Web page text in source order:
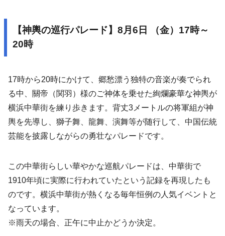
【神輿の巡行パレード】8月6日 （金）17時～
20時
17時から20時にかけて、郷愁漂う独特の音楽が奏でられ
る中、關帝（関羽）様のご神体を乗せた絢爛豪華な神輿が
横浜中華街を練り歩きます。背丈3メートルの将軍組が神
輿を先導し、獅子舞、龍舞、演舞等が随行して、中国伝統
芸能を披露しながらの勇壮なパレードです。
この中華街らしい華やかな巡航パレードは、中華街で
1910年頃に実際に行われていたという記録を再現したも
のです。横浜中華街が熱くなる毎年恒例の人気イベントと
なっています。
※雨天の場合、正午に中止かどうか決定。